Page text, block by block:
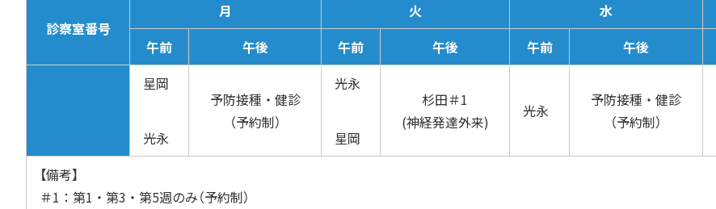
診察室番号
月 火 水
午前
午後 午前 午後 午前 午後
星岡
光永
予防接種・健診
（予約制）
光永
星岡
杉田＃1
(神経発達外来)
光永
予防接種・健診
（予約制）
【備考】
＃1：第1・第3・第5週のみ（予約制）